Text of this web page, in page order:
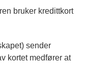
bruker kredittkort
sender
kortet medfører at